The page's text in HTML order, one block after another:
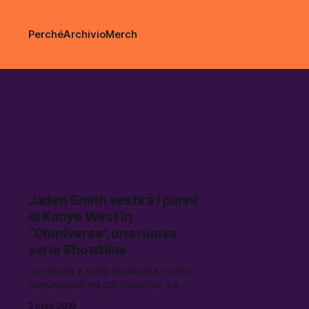
PerchéArchivioMerch
Jaden Smith vestirà i panni
di Kanye West in
“Omniverse”, una nuova
serie Showtime
La notizia è stata da alcune riviste
statunitensi tra cui Deadline. La
2 mag 2019